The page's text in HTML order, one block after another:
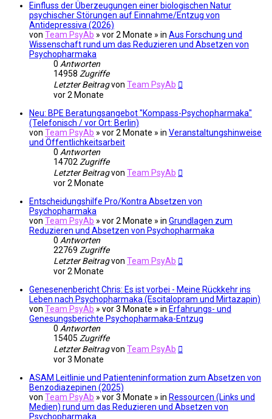
Einfluss der Überzeugungen einer biologischen Natur
psychischer Störungen auf Einnahme/Entzug von
Antidepressiva (2026)
von Team PsyAb » vor 2 Monate » in Aus Forschung und
Wissenschaft rund um das Reduzieren und Absetzen von
Psychopharmaka
0 Antworten
14958 Zugriffe
Letzter Beitragvon Team PsyAb
vor 2 Monate
Neu: BPE Beratungsangebot "Kompass-Psychopharmaka"
(Telefonisch / vor Ort: Berlin)
von Team PsyAb » vor 2 Monate » in Veranstaltungshinweise
und Öffentlichkeitsarbeit
0 Antworten
14702 Zugriffe
Letzter Beitragvon Team PsyAb
vor 2 Monate
Entscheidungshilfe Pro/Kontra Absetzen von
Psychopharmaka
von Team PsyAb » vor 2 Monate » in Grundlagen zum
Reduzieren und Absetzen von Psychopharmaka
0 Antworten
22769 Zugriffe
Letzter Beitragvon Team PsyAb
vor 2 Monate
Genesenenbericht Chris: Es ist vorbei - Meine Rückkehr ins
Leben nach Psychopharmaka (Escitalopram und Mirtazapin)
von Team PsyAb » vor 3 Monate » in Erfahrungs- und
Genesungsberichte Psychopharmaka-Entzug
0 Antworten
15405 Zugriffe
Letzter Beitragvon Team PsyAb
vor 3 Monate
ASAM Leitlinie und Patienteninformation zum Absetzen von
Benzodiazepinen (2025)
von Team PsyAb » vor 3 Monate » in Ressourcen (Links und
Medien) rund um das Reduzieren und Absetzen von
Psychopharmaka